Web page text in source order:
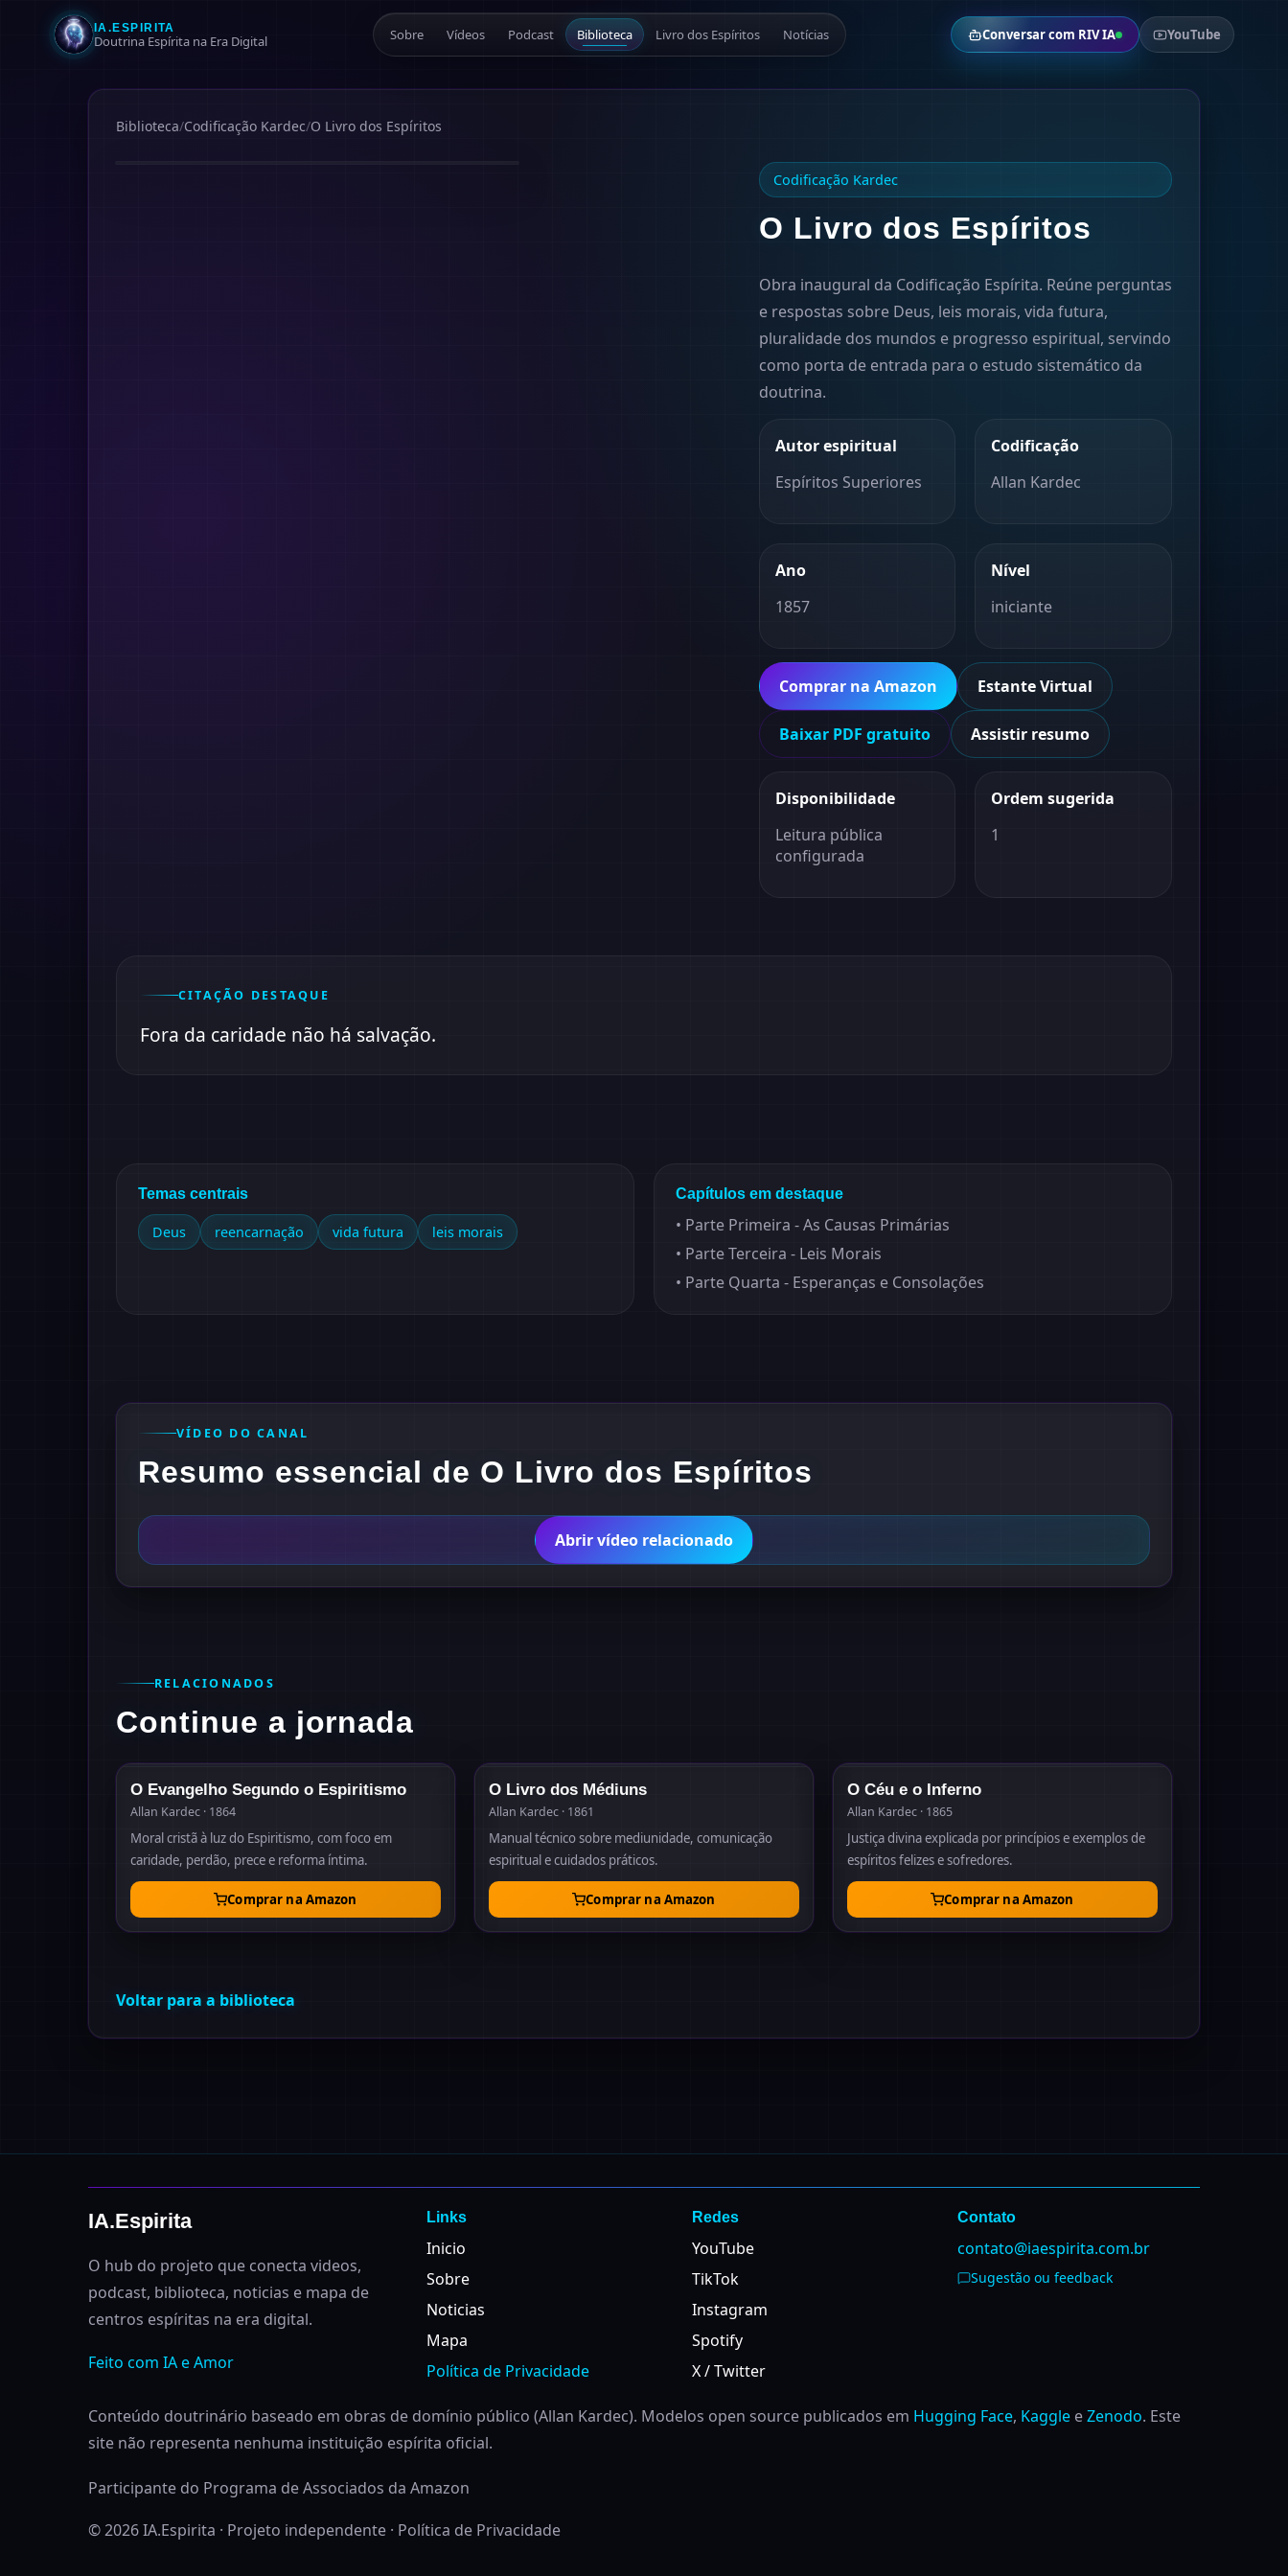
IA.ESPIRITA
Doutrina Espírita na Era Digital Sobre Vídeos Podcast Biblioteca Livro dos Espíritos Notícias Conversar com RIV IA YouTube
Biblioteca/Codificação Kardec/O Livro dos Espíritos
Codificação Kardec
O Livro dos Espíritos
Obra inaugural da Codificação Espírita. Reúne perguntas
e respostas sobre Deus, leis morais, vida futura,
pluralidade dos mundos e progresso espiritual, servindo
como porta de entrada para o estudo sistemático da
doutrina.
Autor espiritual
Espíritos Superiores
Codificação
Allan Kardec
Ano
1857
Nível
iniciante
Comprar na Amazon Estante Virtual
Baixar PDF gratuito Assistir resumo
Disponibilidade
Leitura pública
configurada
Ordem sugerida
1
CITAÇÃO DESTAQUE
Fora da caridade não há salvação.
Temas centrais
Deus reencarnação vida futura leis morais
Capítulos em destaque
• Parte Primeira - As Causas Primárias
• Parte Terceira - Leis Morais
• Parte Quarta - Esperanças e Consolações
VÍDEO DO CANAL
Resumo essencial de O Livro dos Espíritos
Abrir vídeo relacionado
RELACIONADOS
Continue a jornada
O Evangelho Segundo o Espiritismo
Allan Kardec · 1864
Moral cristã à luz do Espiritismo, com foco em
caridade, perdão, prece e reforma íntima.
Comprar na Amazon
O Livro dos Médiuns
Allan Kardec · 1861
Manual técnico sobre mediunidade, comunicação
espiritual e cuidados práticos.
Comprar na Amazon
O Céu e o Inferno
Allan Kardec · 1865
Justiça divina explicada por princípios e exemplos de
espíritos felizes e sofredores.
Comprar na Amazon
Voltar para a biblioteca
IA.Espirita
O hub do projeto que conecta videos,
podcast, biblioteca, noticias e mapa de
centros espíritas na era digital.
Feito com IA e Amor
Links
Inicio
Sobre
Noticias
Mapa
Política de Privacidade
Redes
YouTube
TikTok
Instagram
Spotify
X / Twitter
Contato
contato@iaespirita.com.br
Sugestão ou feedback
Conteúdo doutrinário baseado em obras de domínio público (Allan Kardec). Modelos open source publicados em Hugging Face, Kaggle eZenodo. Este
site não representa nenhuma instituição espírita oficial.
Participante do Programa de Associados da Amazon
© 2026 IA.Espirita · Projeto independente · Política de Privacidade